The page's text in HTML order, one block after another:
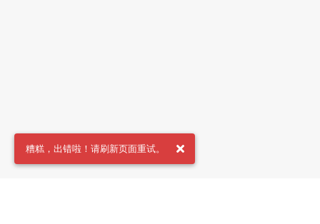
糟糕，出错啦！请刷新页面重试。